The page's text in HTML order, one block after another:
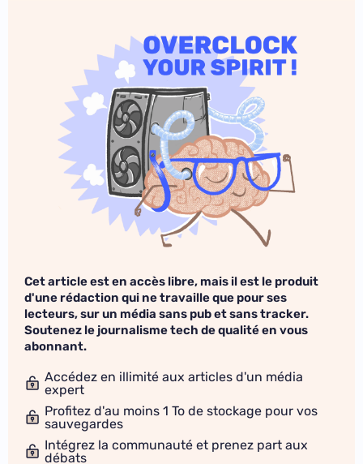
Cet article est en accès libre, mais il est le produit
d'une rédaction qui ne travaille que pour ses
lecteurs, sur un média sans pub et sans tracker.
Soutenez le journalisme tech de qualité en vous
abonnant.
Accédez en illimité aux articles d'un média
expert
Profitez d'au moins 1 To de stockage pour vos
sauvegardes
Intégrez la communauté et prenez part aux
débats